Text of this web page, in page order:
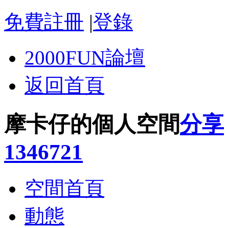
免費註冊 |登錄
2000FUN論壇
返回首頁
摩卡仔的個人空間分享
1346721
空間首頁
動態